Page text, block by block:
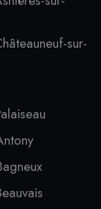
sur-